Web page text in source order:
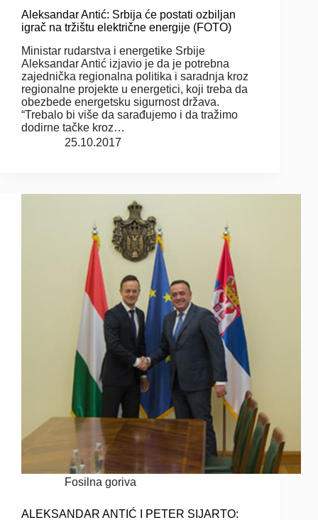
Aleksandar Antić: Srbija će postati ozbiljan
igrač na tržištu električne energije (FOTO)
Ministar rudarstva i energetike Srbije
Aleksandar Antić izjavio je da je potrebna
zajednička regionalna politika i saradnja kroz
regionalne projekte u energetici, koji treba da
obezbede energetsku sigurnost država.
“Trebalo bi više da sarađujemo i da tražimo
dodirne tačke kroz…
25.10.2017
Fosilna goriva
ALEKSANDAR ANTIĆ I PETER SIJARTO: